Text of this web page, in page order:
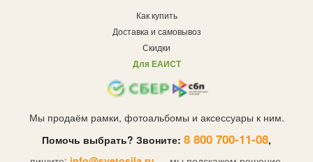
Как купить
Доставка и самовывоз
Скидки
Для ЕАИСТ
Мы продаём рамки, фотоальбомы и аксессуары к ним.
Помочь выбрать? Звоните: 8 800 700-11-08,